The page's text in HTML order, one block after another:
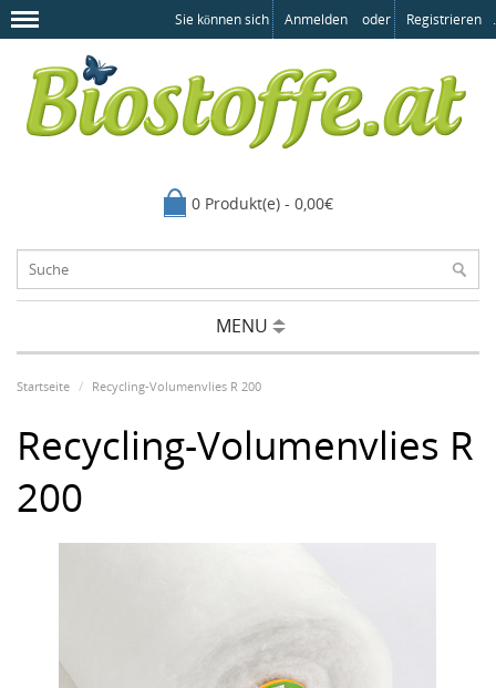
Sie können sich Anmelden oder Registrieren .
0 Produkt(e) - 0,00€
MENU
Startseite Recycling-Volumenvlies R 200
Recycling-Volumenvlies R
200